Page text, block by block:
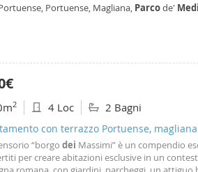
foto e planimetrie sono meramente
Portuense, Magliana, Parcode'
2 4 Loc 2 Bagni
con terrazzo Portuense, magliana
“borgo dei Massimi” è un compendio
per creare abitazioni esclusive in un